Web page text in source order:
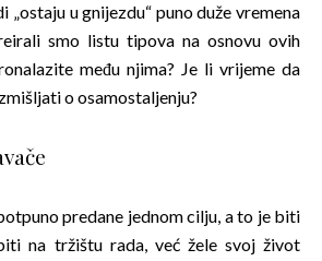
„ostaju u gnijezdu“ puno duže vremena
smo listu tipova na osnovu ovih
među njima? Je li vrijeme da
o osamostaljenju?
predane jednom cilju, a to je biti
na tržištu rada, već žele svoj život